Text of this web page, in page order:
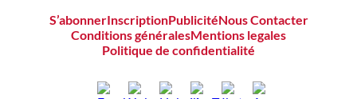
S’abonnerInscriptionPublicitéNous Contacter
Conditions généralesMentions legales
Politique de confidentialité